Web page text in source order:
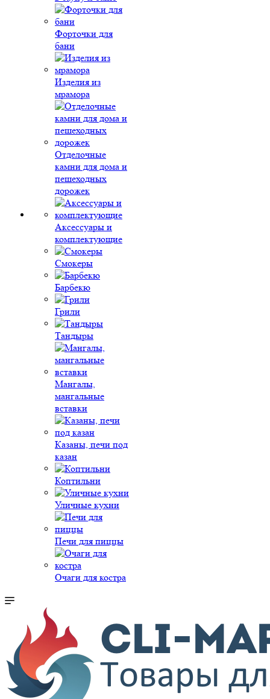
Форточки для
бани
Изделия из
мрамора
Отделочные
камни для дома и
пешеходных
дорожек
Аксессуары и
комплектующие
Смокеры
Барбекю
Грили
Тандыры
Мангалы,
мангальные
вставки
Казаны, печи под
казан
Коптильни
Уличные кухни
Печи для пиццы
Очаги для костра